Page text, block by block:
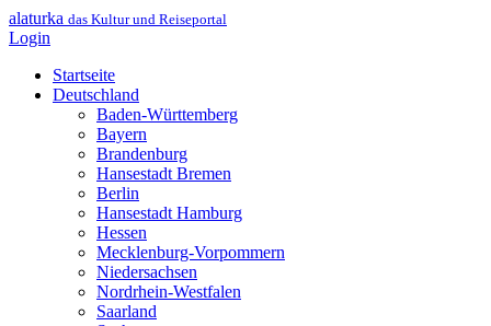
alaturka das Kultur und Reiseportal
Login
Startseite
Deutschland
Baden-Württemberg
Bayern
Brandenburg
Hansestadt Bremen
Berlin
Hansestadt Hamburg
Hessen
Mecklenburg-Vorpommern
Niedersachsen
Nordrhein-Westfalen
Saarland